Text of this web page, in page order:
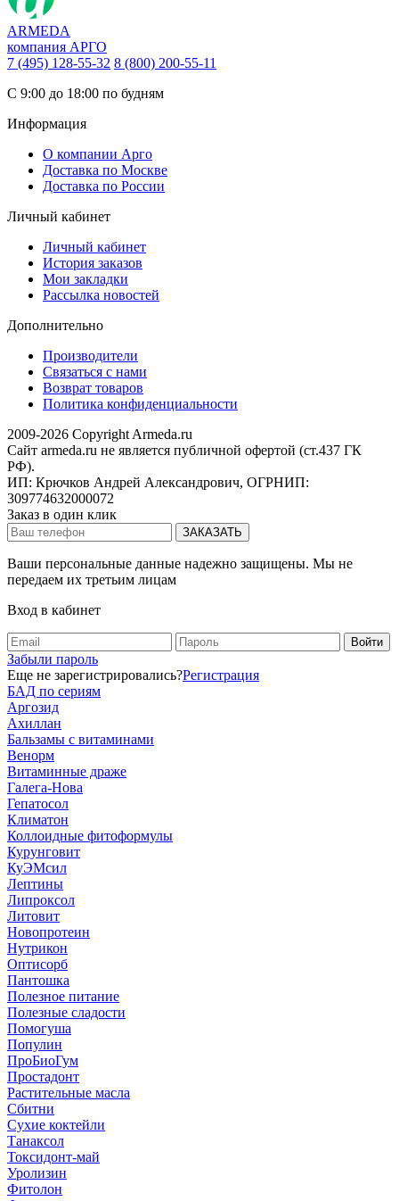
ARMEDA
компания АРГО
7 (495) 128-55-32 8 (800) 200-55-11
С 9:00 до 18:00 по будням
Информация
О компании Арго
Доставка по Москве
Доставка по России
Личный кабинет
Личный кабинет
История заказов
Мои закладки
Рассылка новостей
Дополнительно
Производители
Связаться с нами
Возврат товаров
Политика конфиденциальности
2009-2026 Copyright Armeda.ru
Сайт armeda.ru не является публичной офертой (ст.437 ГК
РФ).
ИП: Крючков Андрей Александрович, ОГРНИП:
309774632000072
Заказ в один клик
Ваши персональные данные надежно защищены. Мы не
передаем их третьим лицам
Вход в кабинет
Забыли пароль
Еще не зарегистрировались?Регистрация
БАД по сериям
Аргозид
Ахиллан
Бальзамы с витаминами
Венорм
Витаминные драже
Галега-Нова
Гепатосол
Климатон
Коллоидные фитоформулы
Курунговит
КуЭМсил
Лептины
Липроксол
Литовит
Новопротеин
Нутрикон
Оптисорб
Пантошка
Полезное питание
Полезные сладости
Помогуша
Популин
ПроБиоГум
Простадонт
Растительные масла
Сбитни
Сухие коктейли
Танаксол
Токсидонт-май
Уролизин
Фитолон